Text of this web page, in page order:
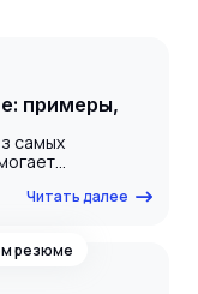
примеры,
самых
важно не
что
Читать далее
резюме